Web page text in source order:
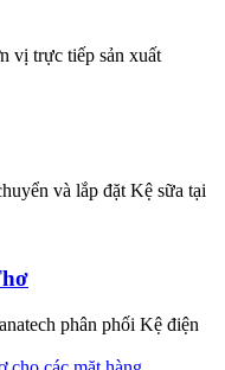
vị trực tiếp sản xuất
và lắp đặt Kệ sữa tại
phân phối Kệ điện